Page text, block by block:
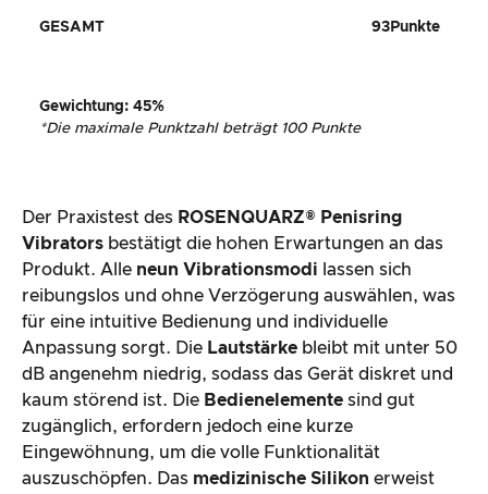
GESAMT 93Punkte
Gewichtung: 45%
*Die maximale Punktzahl beträgt 100 Punkte
Der Praxistest des ROSENQUARZ® Penisring
Vibrators bestätigt die hohen Erwartungen an das
Produkt. Alle neun Vibrationsmodi lassen sich
reibungslos und ohne Verzögerung auswählen, was
für eine intuitive Bedienung und individuelle
Anpassung sorgt. Die Lautstärke bleibt mit unter 50
dB angenehm niedrig, sodass das Gerät diskret und
kaum störend ist. Die Bedienelemente sind gut
zugänglich, erfordern jedoch eine kurze
Eingewöhnung, um die volle Funktionalität
auszuschöpfen. Das medizinische Silikon erweist